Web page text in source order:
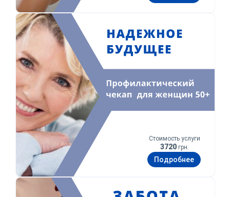
Уверенное будущее
Стоимость услуги
3720 грн.
Подробнее
Забота о тебе